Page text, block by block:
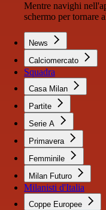
Mentre navighi
schermo per tornare
News
Calciomercato
Squadra
Casa Milan
Partite
Serie A
Primavera
Femminile
Milan Futuro
Milanisti d'Italia
Coppe Europee